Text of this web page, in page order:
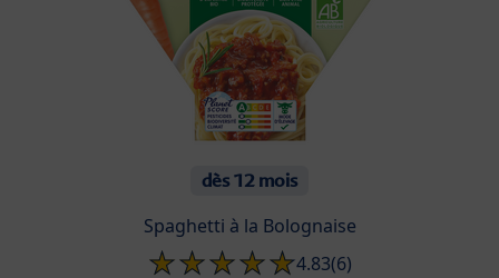
dès 12 mois
Spaghetti à la Bolognaise
4.83(6)